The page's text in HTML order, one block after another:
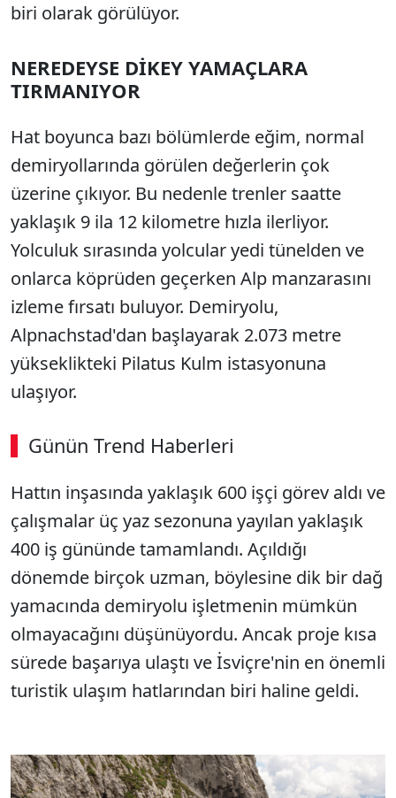
biri olarak görülüyor.
NEREDEYSE DİKEY YAMAÇLARA
TIRMANIYOR
Hat boyunca bazı bölümlerde eğim, normal
demiryollarında görülen değerlerin çok
üzerine çıkıyor. Bu nedenle trenler saatte
yaklaşık 9 ila 12 kilometre hızla ilerliyor.
Yolculuk sırasında yolcular yedi tünelden ve
onlarca köprüden geçerken Alp manzarasını
izleme fırsatı buluyor. Demiryolu,
Alpnachstad'dan başlayarak 2.073 metre
yükseklikteki Pilatus Kulm istasyonuna
ulaşıyor.
Günün Trend Haberleri
Hattın inşasında yaklaşık 600 işçi görev aldı ve
çalışmalar üç yaz sezonuna yayılan yaklaşık
400 iş gününde tamamlandı. Açıldığı
dönemde birçok uzman, böylesine dik bir dağ
yamacında demiryolu işletmenin mümkün
olmayacağını düşünüyordu. Ancak proje kısa
sürede başarıya ulaştı ve İsviçre'nin en önemli
turistik ulaşım hatlarından biri haline geldi.